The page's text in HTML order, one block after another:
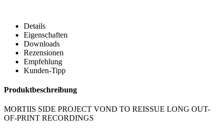
Details
Eigenschaften
Downloads
Rezensionen
Empfehlung
Kunden-Tipp
Produktbeschreibung
MORTIIS SIDE PROJECT VOND TO REISSUE LONG OUT-
OF-PRINT RECORDINGS